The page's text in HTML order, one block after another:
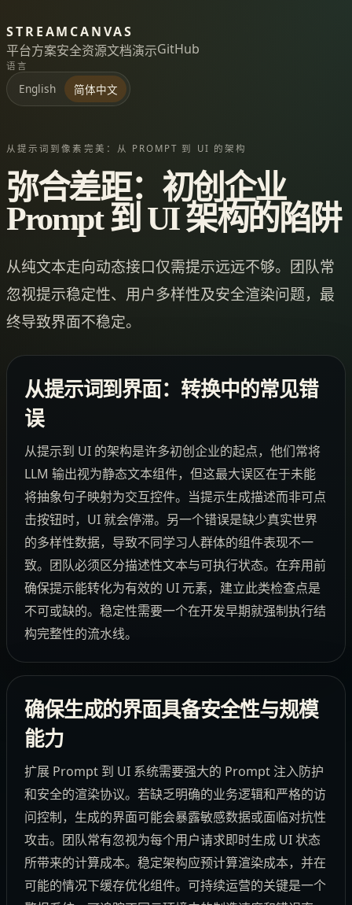
STREAMCANVAS
平台方案安全资源文档演示GitHub
语言
English 简体中文
从提示词到像素完美：从 PROMPT 到 UI 的架构
弥合差距：初创企业
Prompt 到 UI 架构的陷阱
从纯文本走向动态接口仅需提示远远不够。团队常
忽视提示稳定性、用户多样性及安全渲染问题，最
终导致界面不稳定。
从提示词到界面：转换中的常见错
误
从提示到 UI 的架构是许多初创企业的起点，他们常将
LLM 输出视为静态文本组件，但这最大误区在于未能
将抽象句子映射为交互控件。当提示生成描述而非可点
击按钮时，UI 就会停滞。另一个错误是缺少真实世界
的多样性数据，导致不同学习人群体的组件表现不一
致。团队必须区分描述性文本与可执行状态。在弃用前
确保提示能转化为有效的 UI 元素，建立此类检查点是
不可或缺的。稳定性需要一个在开发早期就强制执行结
构完整性的流水线。
确保生成的界面具备安全性与规模
能力
扩展 Prompt 到 UI 系统需要强大的 Prompt 注入防护
和安全的渲染协议。若缺乏明确的业务逻辑和严格的访
问控制，生成的界面可能会暴露敏感数据或面临对抗性
攻击。团队常有忽视为每个用户请求即时生成 UI 状态
所带来的计算成本。稳定架构应预计算渲染成本，并在
可能的情况下缓存优化组件。可持续运营的关键是一个